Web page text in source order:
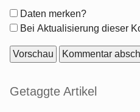
Formular-
Optionen
Daten merken?
Bei Aktualisierung dieser
Seitenleiste
Getaggte Artikel